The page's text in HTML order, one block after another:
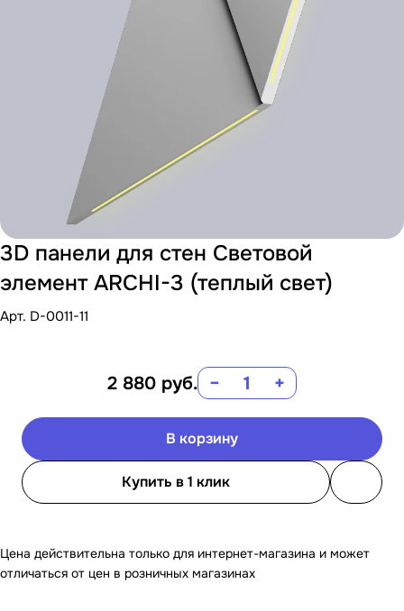
3D панели для стен Световой
элемент ARCHI-3 (теплый свет)
Арт. D-0011-11
2 880 руб. − +
В корзину
Купить в 1 клик
Цена действительна только для интернет-магазина и может
отличаться от цен в розничных магазинах